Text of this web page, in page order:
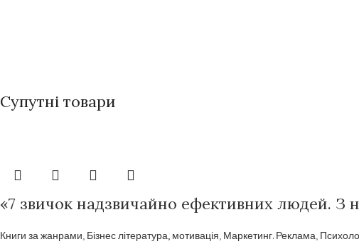
Супутні товари
«7 звичок надзвичайно ефективних людей. З
Книги за жанрами, Бізнес література, мотивація, Маркетинг. Реклама,